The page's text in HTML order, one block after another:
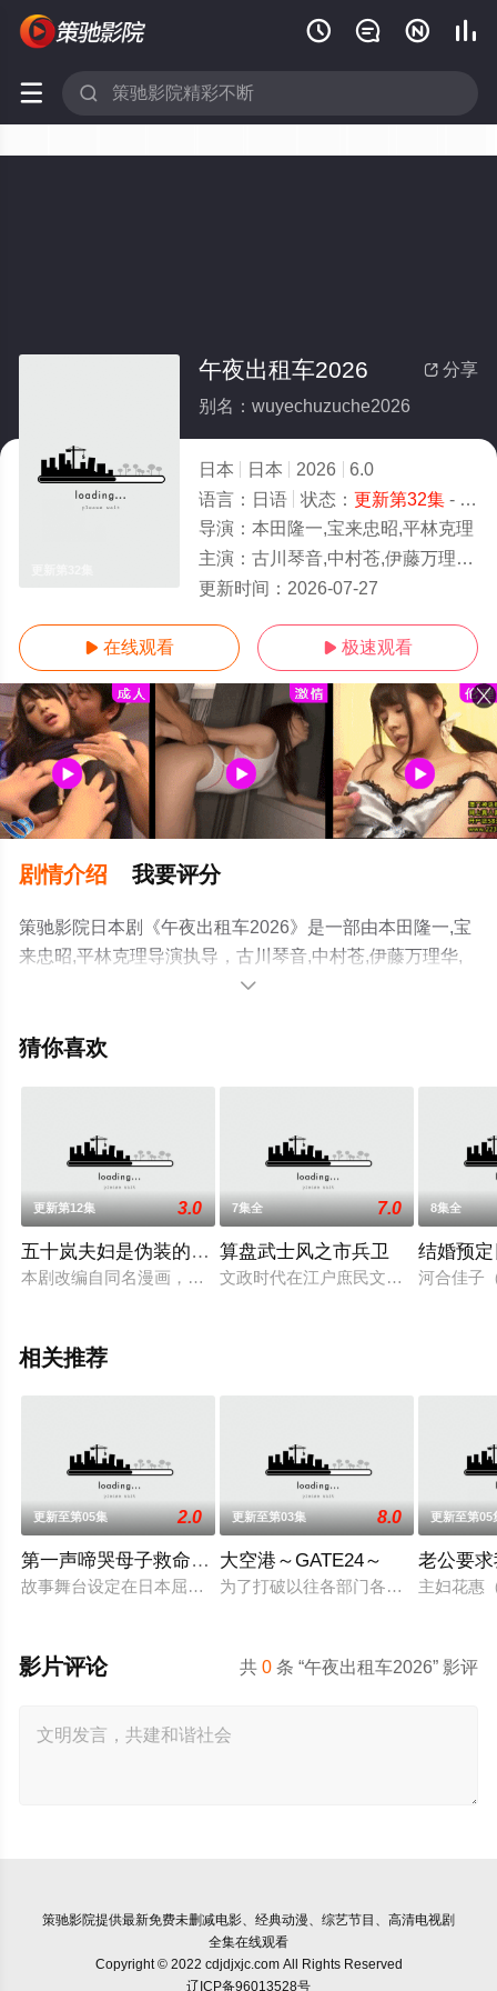
   
 
 分享
午夜出租车2026
别名：wuyechuzuche2026
日本 日本 2026
6.0
语言： 日语 状态： 更新第32集- 免费在线观看
导演： 本田隆一,宝来忠昭,平林克理
主演： 古川琴音,中村苍,伊藤万理华,小林桃子,和久井映见,竹中直人
更新时间： 2026-07-27
 在线观看  极速观看
剧情介绍 我要评分
策驰影院日本剧《午夜出租车2026》是一部由本田隆一,宝
来忠昭,平林克理导演执导，古川琴音,中村苍,伊藤万理华,
小林桃子,和久井映见,竹中直人等演员精彩演绎的日本电视
电影网，更多相关信息可移步至豆瓣电视剧、电视猫或剧

猜你喜欢
更新第12集 3.0
五十岚夫妇是伪装的陌生人
本剧改编自同名漫画，讲述了会泽真寻因为某种原因辞去了原
7集全 7.0
算盘武士风之市兵卫
文政时代在江户庶民文化兴起，武士
8集全
结婚预
河合佳子
相关推荐
更新至第05集 2.0
第一声啼哭母子救命急救班
故事舞台设定在日本屈指可数的顶级豪华医院“圣菲奥娜医院”
更新至第03集 8.0
大空港～GATE24～
为了打破以往各部门各自为政的死板
更新至第05
老公要
主妇花惠
共0 条 “午夜出租车2026” 影评
影片评论
策驰影院提供最新免费未删减电影、经典动漫、综艺节目、高清电视剧
全集在线观看
Copyright © 2022 cdjdjxjc.com All Rights Reserved
辽ICP备96013528号